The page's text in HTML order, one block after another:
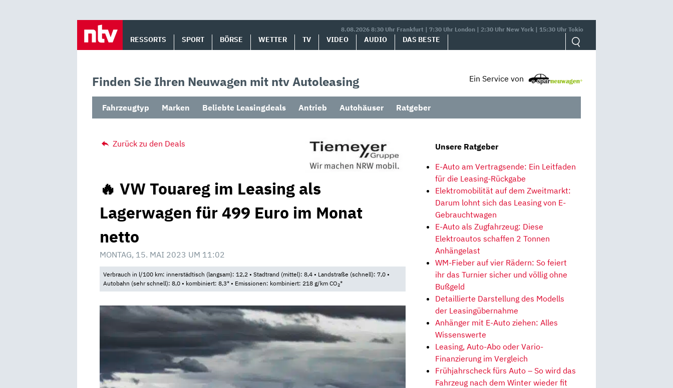
8.08.2026 8:30 Uhr Frankfurt | 7:30 Uhr London | 2:30 Uhr New York | 15:30 Uhr Tokio
RESSORTS SPORT BÖRSE WETTER TV VIDEO AUDIO DAS BESTE
Finden Sie Ihren Neuwagen mit ntv Autoleasing Ein Service von
Fahrzeugtyp Marken Beliebte Leasingdeals Antrieb Autohäuser Ratgeber
Zurück zu den Deals
🔥 VW Touareg im Leasing als
Lagerwagen für 499 Euro im Monat
netto
MONTAG, 15. MAI 2023 UM 11:02
Verbrauch in l/100 km: innerstädtisch (langsam): 12,2 • Stadtrand (mittel): 8,4 • Landstraße (schnell): 7,0 •
Autobahn (sehr schnell): 8,0 • kombiniert: 8,3* • Emissionen: kombiniert: 218 g/km CO2*
Unsere Ratgeber
E-Auto am Vertragsende: Ein Leitfaden
für die Leasing-Rückgabe
Elektromobilität auf dem Zweitmarkt:
Darum lohnt sich das Leasing von E-
Gebrauchtwagen
E-Auto als Zugfahrzeug: Diese
Elektroautos schaffen 2 Tonnen
Anhängelast
WM-Fieber auf vier Rädern: So feiert
ihr das Turnier sicher und völlig ohne
Bußgeld
Detaillierte Darstellung des Modells
der Leasingübernahme
Anhänger mit E-Auto ziehen: Alles
Wissenswerte
Leasing, Auto-Abo oder Vario-
Finanzierung im Vergleich
Frühjahrscheck fürs Auto – So wird das
Fahrzeug nach dem Winter wieder fit